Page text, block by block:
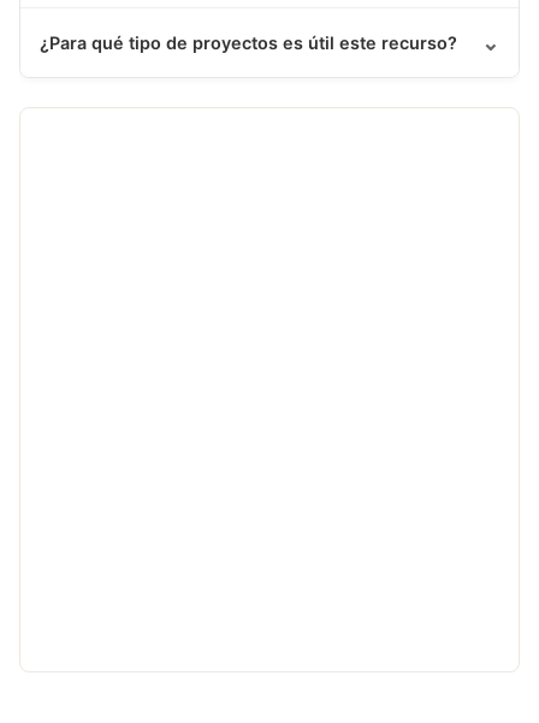
¿Para qué tipo de proyectos es útil este recurso? ⌄